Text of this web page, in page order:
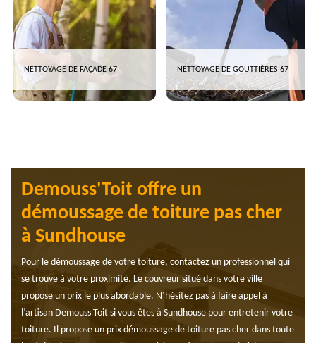
NETTOYAGE DE FAÇADE 67 NETTOYAGE DE GOUTTIÈRES 67
Demouss'Toit offre un
démoussage de toiture pas cher
à Sundhouse
Pour le démoussage de votre toiture, contactez un professionnel qui
se trouve à votre proximité. Le couvreur situé dans votre ville
propose un prix le plus abordable. N’hésitez pas à faire appel à
l’artisan Demouss'Toit si vous êtes à Sundhouse pour entretenir votre
toiture. Il propose un prix démoussage de toiture pas cher dans toute